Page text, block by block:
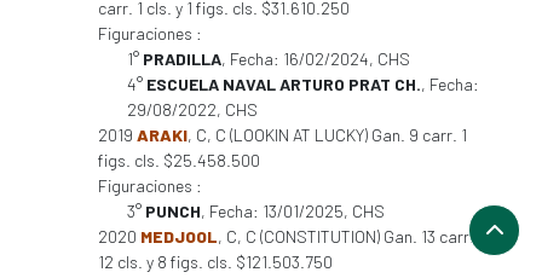
carr. 1 cls. y 1 figs. cls. $31.610.250
Figuraciones :
1° PRADILLA, Fecha: 16/02/2024, CHS
4° ESCUELA NAVAL ARTURO PRAT CH., Fecha:
29/08/2022, CHS
2019 ARAKI, C, C (LOOKIN AT LUCKY) Gan. 9 carr. 1
figs. cls. $25.458.500
Figuraciones :
3° PUNCH, Fecha: 13/01/2025, CHS
2020 MEDJOOL, C, C (CONSTITUTION) Gan. 13 carr.
12 cls. y 8 figs. cls. $121.503.750